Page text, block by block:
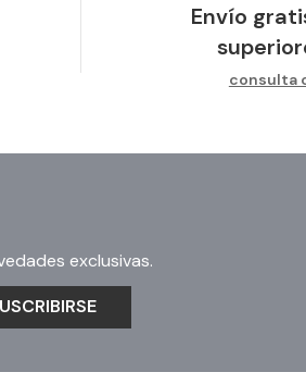
Envío
consulta
exclusivas.